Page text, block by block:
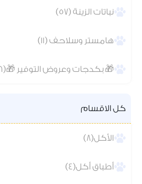
نباتات الزينة (57)
هامستر وسلاحف (11)
🎁 بكدجات وعروض التوفير 🎁(6)
كل الاقسام
الأكل(8)
أطباق أكل(4)